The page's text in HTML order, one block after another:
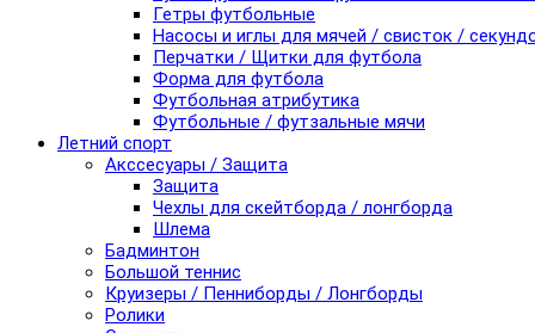
Гетры футбольные
Насосы и иглы для мячей / свисток /
Перчатки / Щитки для футбола
Форма для футбола
Футбольная атрибутика
Футбольные / футзальные мячи
Летний спорт
Акссесуары / Защита
Защита
Чехлы для скейтборда / лонгборда
Шлема
Бадминтон
Большой теннис
Круизеры / Пенниборды / Лонгборды
Ролики